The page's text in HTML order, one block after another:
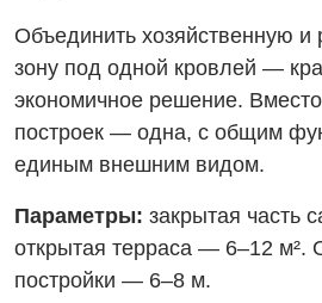
Объединить хозяйственную и
зону под одной кровлей —
экономичное решение.
построек — одна, с общим
единым внешним видом.
Параметры: закрытая часть
открытая терраса — 6–12
постройки — 6–8 м.